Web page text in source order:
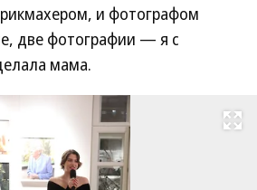
и фотографом
две фотографии — я с
мама.
Развернуть